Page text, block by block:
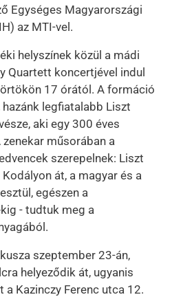
Egységes Magyarországi
az MTI-vel.
helyszínek közül a mádi
Quartett koncertjével indul
17 órától. A formáció
hazánk legfiatalabb Liszt
aki egy 300 éves
műsorában a
szerepelnek: Liszt
át, a magyar és a
egészen a
- tudtuk meg a
szeptember 23-án,
helyeződik át, ugyanis
Kazinczy Ferenc utca 12.